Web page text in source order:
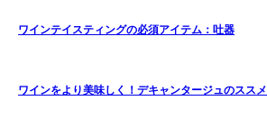
ワインテイスティングの必須アイテム：吐器
ワインをより美味しく！デキャンタージュのススメ